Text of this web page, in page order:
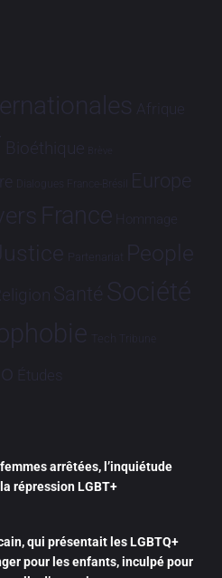
Afrique
Bioéthique Brève
Dialogues France-Brésil Europe
France Hommage
Partenariat People
Santé Société
Tech Tribune
Études
arrêtées, l’inquiétude
répression LGBT+
qui présentait les LGBTQ+
pour les enfants, inculpé pour